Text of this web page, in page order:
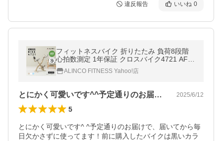
違反報告 いいね 0
フィットネスバイク 折りたたみ 負荷8段階
心拍数測定 1年保証 クロスバイク4721 AFB
X4721 アルインコ エアロバイク
ALINCO FITNESS Yahoo!店
とにかく可愛いです^^予定通りのお届け… 2025/6/12
5
とにかく可愛いです^ ^予定通りのお届けで、届いてから毎
日欠かさずに使ってます！前に購入したバイクは黒いカラ